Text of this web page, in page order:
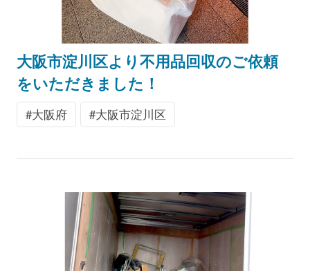
大阪市淀川区より不用品回収のご依頼
をいただきました！
大阪府 大阪市淀川区